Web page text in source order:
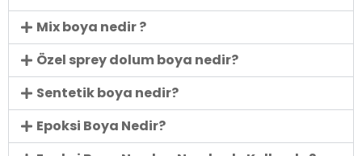
Mix boya nedir ?
Özel sprey dolum boya nedir?
Sentetik boya nedir?
Epoksi Boya Nedir?